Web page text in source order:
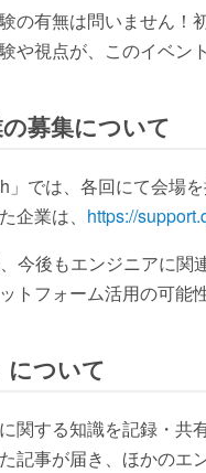
の有無は問いません！
や視点が、このイベン
募集について
」では、各回にて会場
企業は、 https://
、今後もエンジニアに
トフォーム活用の可能
について
関する知識を記録・共
記事が届き、ほかのエ